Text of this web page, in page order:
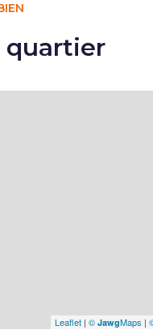
quartier
Leaflet | © JawgMaps |